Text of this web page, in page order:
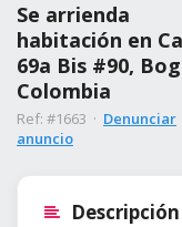
Se arrienda
habitación en
69a Bis #90,
Colombia
Ref: #1663 · Denunciar
anuncio
Descripción